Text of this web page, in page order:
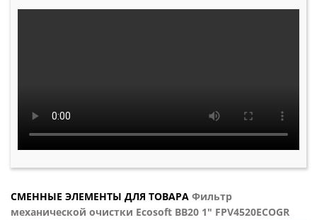
СМЕННЫЕ ЭЛЕМЕНТЫ ДЛЯ ТОВАРА Фильтр
механической очистки Ecosoft BB20 1" FPV4520ECOGR